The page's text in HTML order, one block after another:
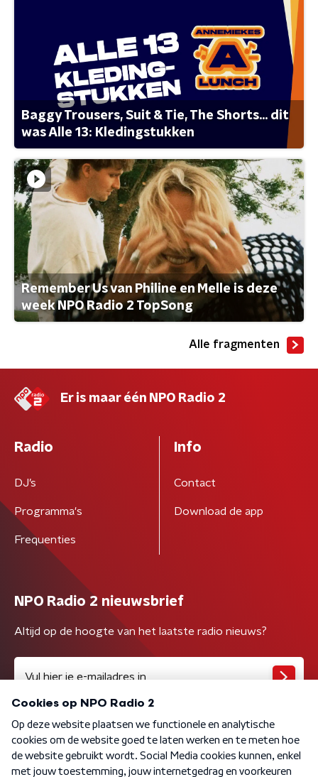
Baggy Trousers, Suit & Tie, The Shorts... dit
was Alle 13: Kledingstukken
Remember Us van Philine en Melle is deze
week NPO Radio 2 TopSong
Alle fragmenten
Er is maar één NPO Radio 2
Radio
DJ’s
Programma's
Frequenties
Info
Contact
Download de app
NPO Radio 2 nieuwsbrief
Altijd op de hoogte van het laatste radio nieuws?
Algemene voorwaarden